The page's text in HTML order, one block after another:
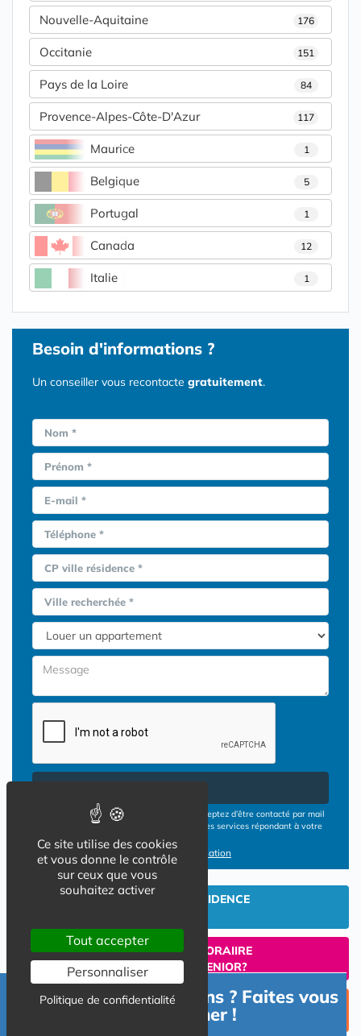
Nouvelle-Aquitaine 176
Occitanie 151
Pays de la Loire 84
Provence-Alpes-Côte-D'Azur 117
Maurice 1
Belgique 5
Portugal 1
Canada 12
Italie 1
Besoin d'informations ?
Un conseiller vous recontacte gratuitement.
Nom *
Prénom *
E-mail *
Téléphone *
CP ville résidence *
Ville recherchée *
En cliquant sur le bouton ENVOYER vous acceptez d’être contacté par mail
ou téléphone par les opérateurs de résidences services répondant à votre
demande
Conditions d'utilisation
INVESTIR EN RESIDENCE
UN SEJOUR TEMPORAIIRE
EN RESIDENCE SENIOR?
TROUVER UNE PLACE
EN RESIDENCE SENIOR
Besoin d'informations ? Faites vous
accompagner !
Ce site utilise des cookies
et vous donne le contrôle
sur ceux que vous
souhaitez activer
Tout accepter
Personnaliser
Politique de confidentialité